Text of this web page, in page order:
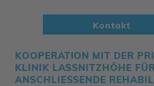
Kontakt
KOOPE­RA­TION MIT DER
KLINIK LASSNITZ­HÖHE FÜR
NSCHLIE­SSENDE